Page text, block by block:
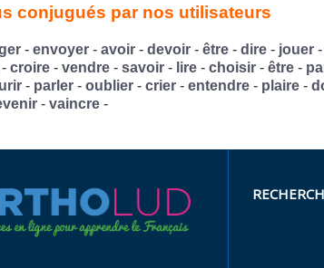
conjugués par nos utilisateurs
- envoyer- avoir- devoir- être- dire- jouer-
croire- vendre- savoir- lire- choisir- être-
- parler- oublier- crier- entendre- plaire-
- vaincre-